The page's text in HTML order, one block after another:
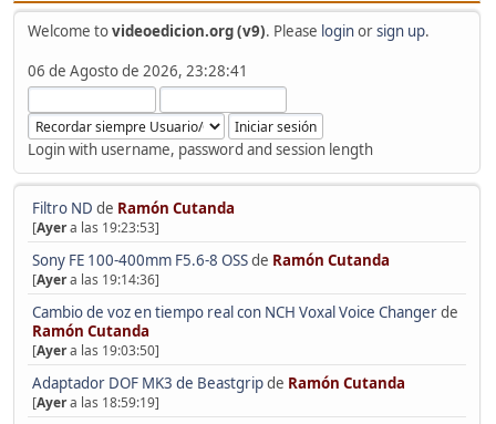
Welcome tovideoedicion.org (v9). Please loginorsign up.
06 de Agosto de 2026, 23:28:41
Login with username, password and session length
Filtro ND de Ramón Cutanda
[Ayera las 19:23:53]
Sony FE 100-400mm F5.6-8 OSSde Ramón Cutanda
[Ayera las 19:14:36]
Cambio de voz en tiempo real con NCH Voxal Voice Changerde
Ramón Cutanda
[Ayera las 19:03:50]
Adaptador DOF MK3 de Beastgripde Ramón Cutanda
[Ayera las 18:59:19]